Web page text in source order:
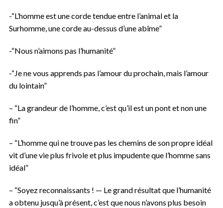
-“L’homme est une corde tendue entre l’animal et la
Surhomme, une corde au-dessus d’une abîme”
-“Nous n’aimons pas l’humanité”
-“Je ne vous apprends pas l’amour du prochain, mais l’amour
du lointain”
– “La grandeur de l’homme, c’est qu’il est un pont et non une
fin”
– “L’homme qui ne trouve pas les chemins de son propre idéal
vit d’une vie plus frivole et plus impudente que l’homme sans
idéal”
– “Soyez reconnaissants ! — Le grand résultat que l’humanité
a obtenu jusqu’à présent, c’est que nous n’avons plus besoin